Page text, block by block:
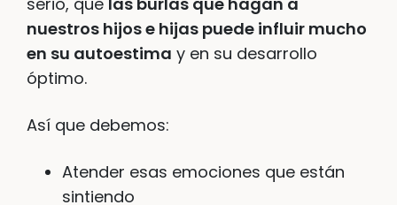
nuestros hijos e hijas puede influir mucho
en su autoestima y en su desarrollo
óptimo.
Así que debemos:
Atender esas emociones que están
sintiendo